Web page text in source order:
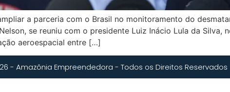
a parceria com o Brasil no monitoramento do
se reuniu com o presidente Luiz Inácio Lula da Silva,
aeroespacial entre […]
- Amazônia Empreendedora - Todos os Direitos Reservados